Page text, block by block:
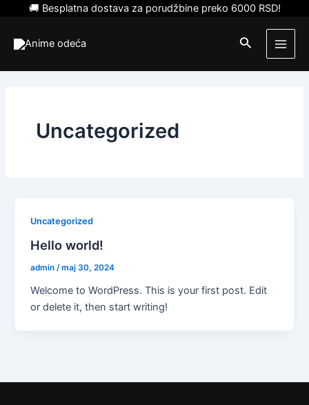
🚚 Besplatna dostava za porudžbine preko 6000 RSD!
sadržaj
Pretraga
Main
Uncategorized
Uncategorized
Hello world!
admin/maj 30, 2024
Welcome to WordPress. This is your first post. Edit
or delete it, then start writing!
isključi
isključi
isključi